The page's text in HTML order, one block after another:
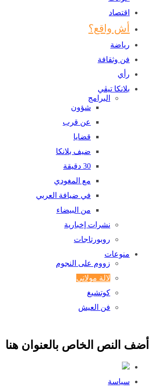
اقتصاد
أش واقع؟
رياضة
فن وثقافة
رأي
بلانكا تيڤي
البرامج
شؤون
عن قرب
قضايا
ضيف بلانكا
30 دقيقة
مع المغودي
في ضيافة العربي
من البيضاء
نشرات إخبارية
روبورتاجات
منوعات
زووم على النجوم
لالة مولاتي
كوتشيغ
فن العيش
أضف النص الخاص بالعنوان هنا
سياسة